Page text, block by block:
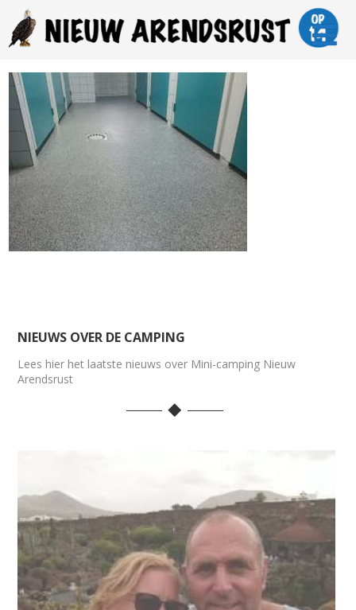
NIEUWS OVER DE CAMPING
Lees hier het laatste nieuws over Mini-camping Nieuw
Arendsrust